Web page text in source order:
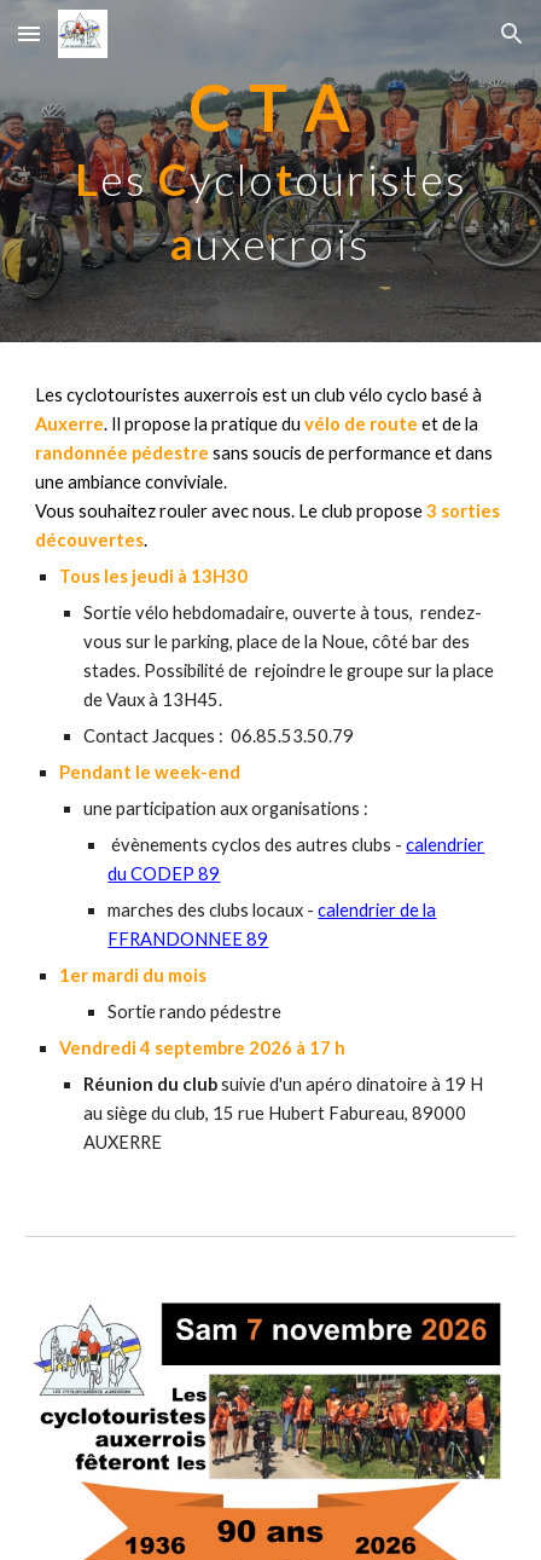
Skip to main content Skip to navigation
C T A
LesCyclotouristes
auxerrois
Les cyclotouristes auxerrois est un club vélo cyclo basé à
Auxerre. Il propose la pratique duvélo de routeet de la
randonnée pédestresans soucis de performance et dans
une ambiance conviviale.
Vous souhaitez rouler avec nous. Le club propose3 sorties
découvertes.
Tous les jeudi à 13H30
Sortie vélo hebdomadaire, ouverte à tous, rendez-
vous sur le parking, place de la Noue, côté bar des
stades. Possibilité de rejoindre le groupe sur la place
de Vaux à 13H45.
Contact Jacques : 06.85.53.50.79
Pendant le week-end
une participation aux organisations :
évènements cyclosdes autres clubs -calendrier
du CODEP 89
marches des clubs locaux -calendrier de la
FFRANDONNEE 89
1er mardi du mois
Sortie rando pédestre
Vendredi4 septembre 2026 à 17 h
Réunion du clubsuivie d'un apéro dinatoireà 19 H
au siège du club, 15 rue Hubert Fabureau, 89000
AUXERRE